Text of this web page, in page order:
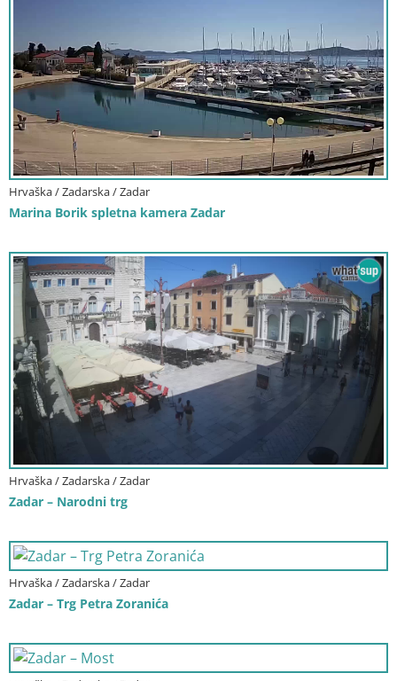
Hrvaška / Zadarska / Zadar
Marina Borik spletna kamera Zadar
Hrvaška / Zadarska / Zadar
Zadar – Narodni trg
Hrvaška / Zadarska / Zadar
Zadar – Trg Petra Zoranića